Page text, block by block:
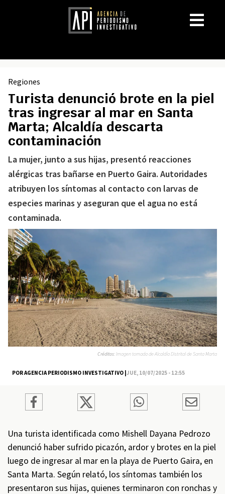
Regiones
Turista denunció brote en la piel
tras ingresar al mar en Santa
Marta; Alcaldía descarta
contaminación
La mujer, junto a sus hijas, presentó reacciones
alérgicas tras bañarse en Puerto Gaira. Autoridades
atribuyen los síntomas al contacto con larvas de
especies marinas y aseguran que el agua no está
contaminada.
POR AGENCIA PERIODISMO INVESTIGATIVO |JUE, 10/07/2025 - 12:55
Créditos:Imagen tomada de Alcaldía Distrital de Santa Marta
Una turista identificada como Mishell Dayana Pedrozo
denunció haber sufrido picazón, ardor y brotes en la piel
luego de ingresar al mar en la playa de Puerto Gaira, en
Santa Marta. Según relató, los síntomas también los
presentaron sus hijas, quienes terminaron con ronchas y